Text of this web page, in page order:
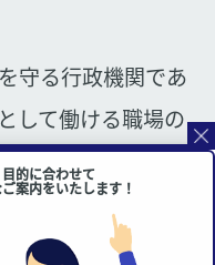
守る行政機関であ
して働ける職場の
食品衛生検査・水
など、病院とは
ます。
目的に合わせて
案内をいたします！